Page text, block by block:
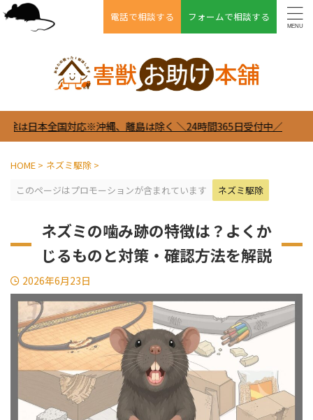
電話で相談する フォームで相談する
応※沖縄、離島は除く ＼24時間365日受付中／
HOME > ネズミ駆除 >
このページはプロモーションが含まれています
ネズミ駆除
ネズミの噛み跡の特徴は？よくか
じるものと対策・確認方法を解説
2026年6月23日